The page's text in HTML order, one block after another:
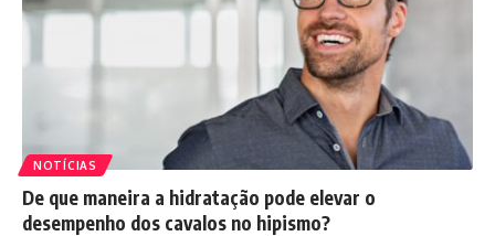
NOTÍCIAS
De que maneira a hidratação pode elevar o
desempenho dos cavalos no hipismo?